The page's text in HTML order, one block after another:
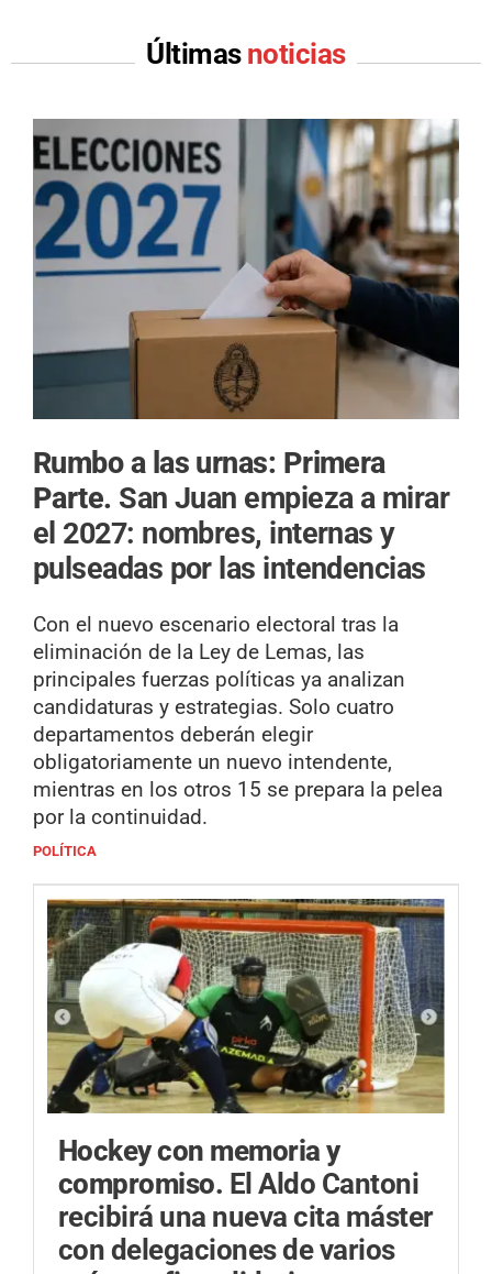
Últimas noticias
Rumbo a las urnas: Primera
Parte. San Juan empieza a mirar
el 2027: nombres, internas y
pulseadas por las intendencias
Con el nuevo escenario electoral tras la
eliminación de la Ley de Lemas, las
principales fuerzas políticas ya analizan
candidaturas y estrategias. Solo cuatro
departamentos deberán elegir
obligatoriamente un nuevo intendente,
mientras en los otros 15 se prepara la pelea
por la continuidad.
POLÍTICA
Hockey con memoria y
compromiso. El Aldo Cantoni
recibirá una nueva cita máster
con delegaciones de varios